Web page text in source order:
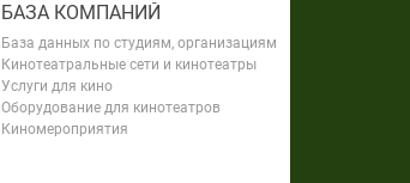
БАЗА КОМПАНИЙ
База данных по студиям, организациям
Кинотеатральные сети и кинотеатры
Услуги для кино
Оборудование для кинотеатров
Киномероприятия